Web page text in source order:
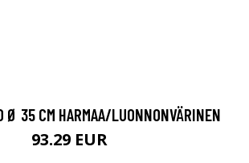
Ø 35 CM HARMAA/LUONNONVÄRINEN
93.29 EUR